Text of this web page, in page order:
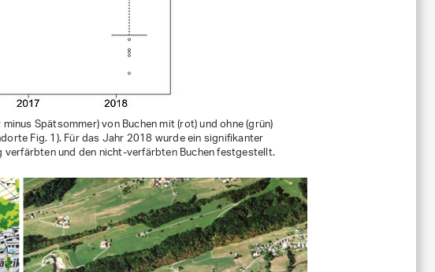
Spätsommer) von Buchen mit (rot) und ohne (grün)
Fig. 1). Für das Jahr 2018 wurde ein signifikanter
und den nicht-verfärbten Buchen festgestellt.